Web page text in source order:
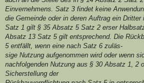
Einvernehmens. Satz 3 findet keine
die Gemeinde oder in deren Auftrag ein
Satz 1 gilt § 35 Absatz 5 Satz 2 erser
Absatz 13 Satz 5 gilt entsprechend. Die
5 entfällt, wenn eine nach Satz 6 zuläs-
sige Nutzung aufgenommen wird oder wenn
nachfolgenden Nutzung aus § 30 Absatz 1, 2
Sicherstellung der